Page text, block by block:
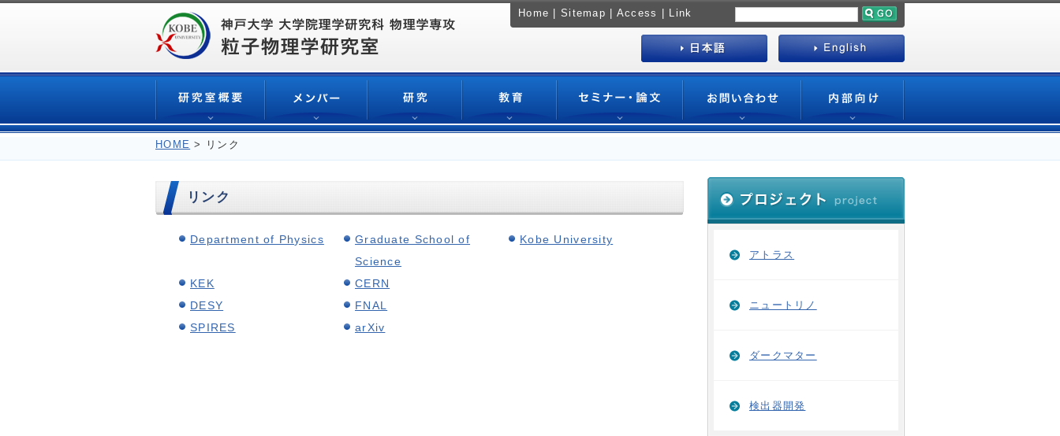
Home Sitemap Access Link
HOME > リンク
リンク
Department of Physics
Graduate School of
Science
Kobe University
KEK
CERN
DESY
FNAL
SPIRES
arXiv
アトラス
ニュートリノ
ダークマター
検出器開発